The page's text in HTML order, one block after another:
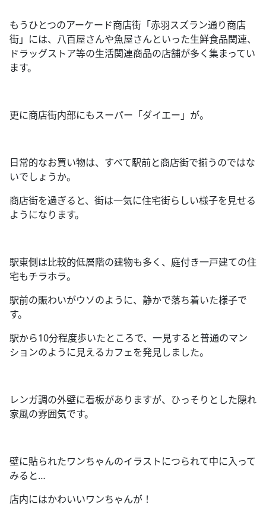
もうひとつのアーケード商店街「赤羽スズラン通り商店
街」には、八百屋さんや魚屋さんといった生鮮食品関連、
ドラッグストア等の生活関連商品の店舗が多く集まってい
ます。
更に商店街内部にもスーパー「ダイエー」が。
日常的なお買い物は、すべて駅前と商店街で揃うのではな
いでしょうか。
商店街を過ぎると、街は一気に住宅街らしい様子を見せる
ようになります。
駅東側は比較的低層階の建物も多く、庭付き一戸建ての住
宅もチラホラ。
駅前の賑わいがウソのように、静かで落ち着いた様子で
す。
駅から10分程度歩いたところで、一見すると普通のマン
ションのように見えるカフェを発見しました。
レンガ調の外壁に看板がありますが、ひっそりとした隠れ
家風の雰囲気です。
壁に貼られたワンちゃんのイラストにつられて中に入って
みると…
店内にはかわいいワンちゃんが！